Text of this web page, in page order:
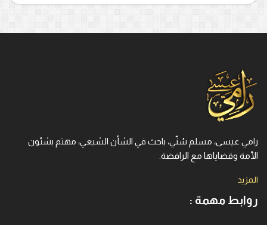
رامي عيسى، مسلم سُنّي، باحث في الشأن الشيعي، مهتم بشئون
الأمة وقضاياها مع الرافضة.
المزيد
روابط مهمة :